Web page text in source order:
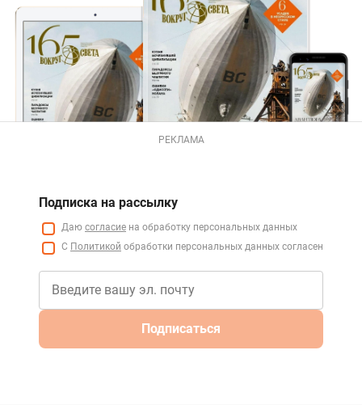
РЕКЛАМА
Подписка на рассылку
Даю согласие на обработку персональных данных
С Политикой обработки персональных данных согласен
Подписаться